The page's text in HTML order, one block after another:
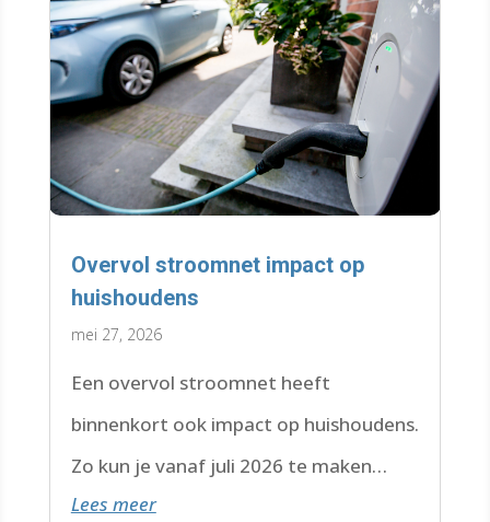
Overvol stroomnet impact op
huishoudens
mei 27, 2026
Een overvol stroomnet heeft
binnenkort ook impact op huishoudens.
Zo kun je vanaf juli 2026 te maken
krijgen met een wachtlijst.
Lees meer